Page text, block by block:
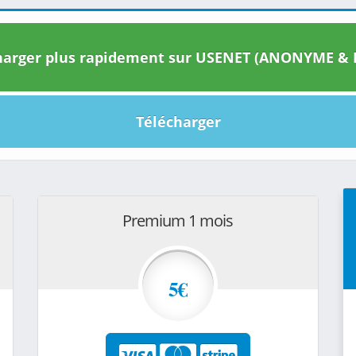
plus rapidement sur USENET (ANONYME &
Télécharger
Premium 1 mois
5€